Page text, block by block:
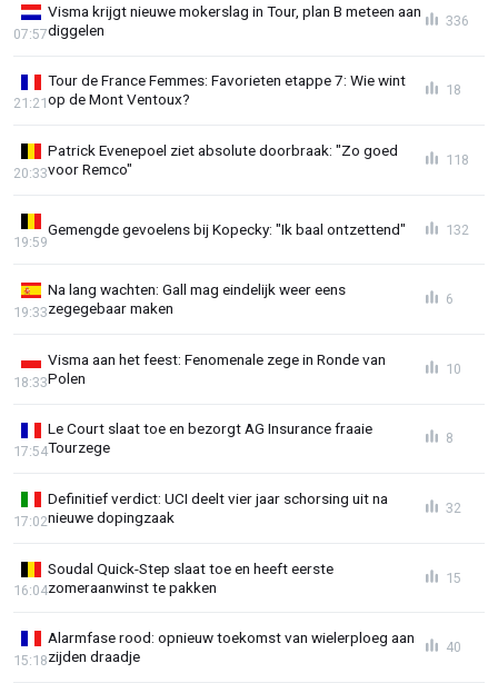
Visma krijgt nieuwe mokerslag in Tour, plan B meteen aan
diggelen
07:57
336
Tour de France Femmes: Favorieten etappe 7: Wie wint
op de Mont Ventoux?
21:21
18
Patrick Evenepoel ziet absolute doorbraak: "Zo goed
voor Remco"
20:33
118
Gemengde gevoelens bij Kopecky: "Ik baal ontzettend"
19:59
132
Na lang wachten: Gall mag eindelijk weer eens
zegegebaar maken
19:33
6
Visma aan het feest: Fenomenale zege in Ronde van
Polen
18:33
10
Le Court slaat toe en bezorgt AG Insurance fraaie
Tourzege
17:54
8
Definitief verdict: UCI deelt vier jaar schorsing uit na
nieuwe dopingzaak
17:02
32
Soudal Quick-Step slaat toe en heeft eerste
zomeraanwinst te pakken
16:04
15
Alarmfase rood: opnieuw toekomst van wielerploeg aan
zijden draadje
15:18
40